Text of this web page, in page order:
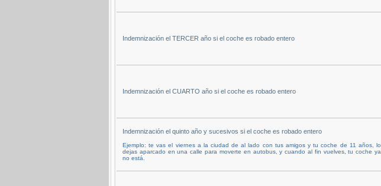
Indemnización el TERCER año si el coche es robado entero
Indemnización el CUARTO año si el coche es robado entero
Indemnización el quinto año y sucesivos si el coche es robado entero
Ejemplo: te vas el viernes a la ciudad de al lado con tus amigos y tu coche de 11 años, lo
dejas aparcado en una calle para moverte en autobus, y cuando al fin vuelves, tu coche ya
no está.